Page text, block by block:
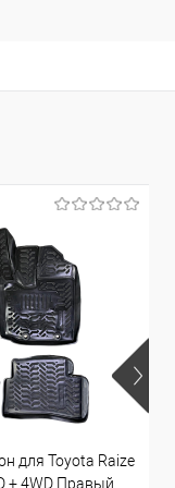
для Toyota Raize
+ 4WD Правый